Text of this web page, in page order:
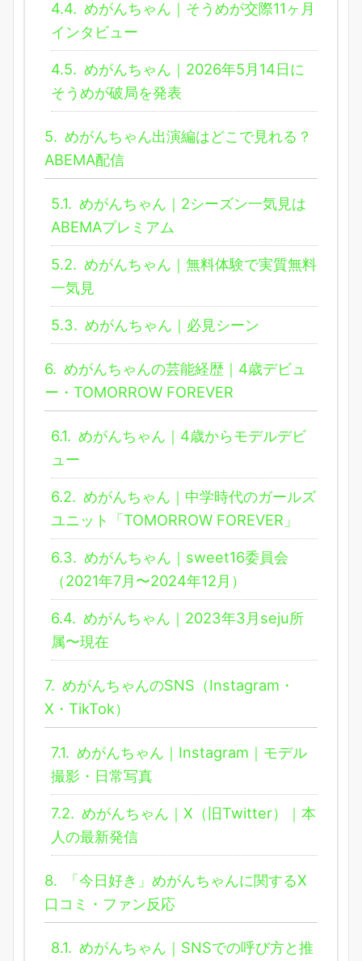
4.4. めがんちゃん｜そうめが交際11ヶ月
インタビュー
4.5. めがんちゃん｜2026年5月14日に
そうめが破局を発表
5. めがんちゃん出演編はどこで見れる？
ABEMA配信
5.1. めがんちゃん｜2シーズン一気見は
ABEMAプレミアム
5.2. めがんちゃん｜無料体験で実質無料
一気見
5.3. めがんちゃん｜必見シーン
6. めがんちゃんの芸能経歴｜4歳デビュ
ー・TOMORROW FOREVER
6.1. めがんちゃん｜4歳からモデルデビ
ュー
6.2. めがんちゃん｜中学時代のガールズ
ユニット「TOMORROW FOREVER」
6.3. めがんちゃん｜sweet16委員会
（2021年7月〜2024年12月）
6.4. めがんちゃん｜2023年3月seju所
属〜現在
7. めがんちゃんのSNS（Instagram・
X・TikTok）
7.1. めがんちゃん｜Instagram｜モデル
撮影・日常写真
7.2. めがんちゃん｜X（旧Twitter）｜本
人の最新発信
8.
「今日好き」めがんちゃんに関するX
口コミ・ファン反応
8.1. めがんちゃん｜SNSでの呼び方と推